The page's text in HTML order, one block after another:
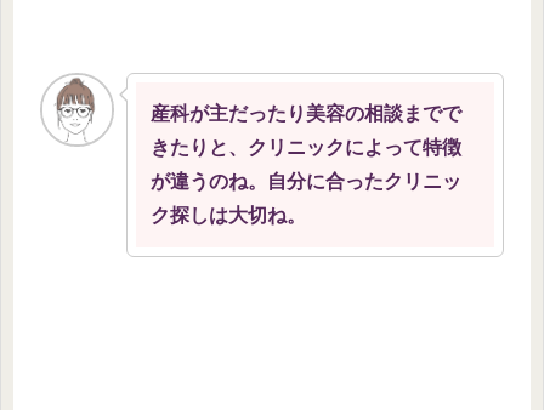
産科が主だったり美容の相談までで
きたりと、クリニックによって特徴
が違うのね。自分に合ったクリニッ
ク探しは大切ね。